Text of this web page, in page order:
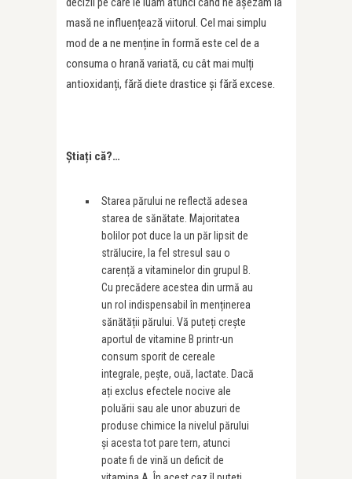
masă ne influențează viitorul. Cel mai simplu
mod de a ne menține în formă este cel de a
consuma o hrană variată, cu cât mai mulți
antioxidanți, fără diete drastice și fără excese.
Știați că?…
Starea părului ne reflectă adesea
starea de sănătate. Majoritatea
bolilor pot duce la un păr lipsit de
strălucire, la fel stresul sau o
carență a vitaminelor din grupul B.
Cu precădere acestea din urmă au
un rol indispensabil în menținerea
sănătății părului. Vă puteți crește
aportul de vitamine B printr-un
consum sporit de cereale
integrale, pește, ouă, lactate. Dacă
ați exclus efectele nocive ale
poluării sau ale unor abuzuri de
produse chimice la nivelul părului
și acesta tot pare tern, atunci
poate fi de vină un deficit de